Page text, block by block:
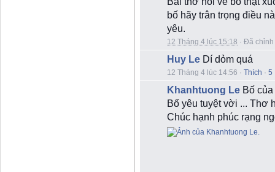
bố hãy trân trọng điều
yêu.
12 Tháng 4 lúc 15:18 · Đã
Huy Le Dí dỏm quá
12 Tháng 4 lúc 14:56 · Thích · 5
Khanhtuong Le Bố
Bố yêu tuyệt vời ... Thơ
Chúc hạnh phúc rạng